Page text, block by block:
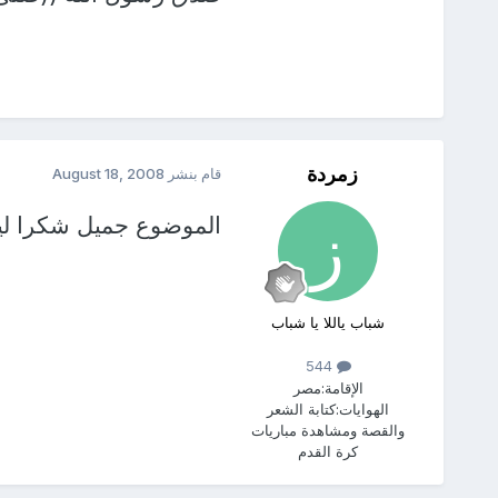
زمردة
شباب ياللا يا شباب
544
الإقامة:مصر
الهوايات:كتابة الشعر
والقصة ومشاهدة مباريات
كرة القدم
قام بنشر August 18, 2008
الموضوع جميل شكرا